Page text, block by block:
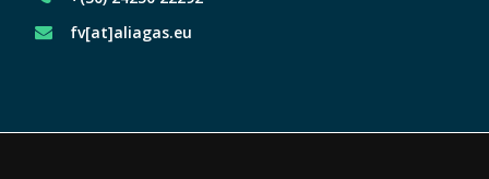
fv[at]aliagas.eu